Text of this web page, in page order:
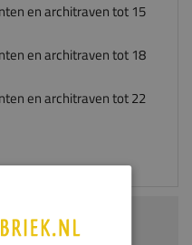
en architraven tot 15
en architraven tot 18
en architraven tot 22